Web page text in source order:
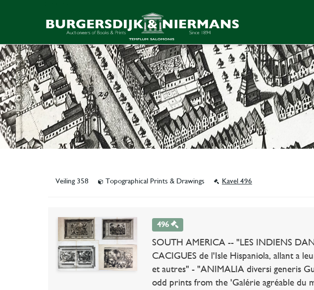
Veiling 358 Topographical Prints & Drawings Kavel 496
496
SOUTH AMERICA -- "LES INDIENS
CACIGUES de l'Isle Hispaniola, allant a
et autres" - "ANIMALIA diversi generis
odd prints from the 'Galérie agréable du